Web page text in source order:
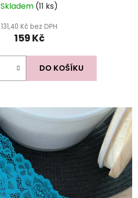
Skladem (11 ks)
131,40 Kč bez DPH
159 Kč
DO KOŠÍKU